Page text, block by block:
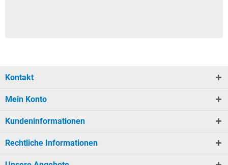
Kontakt
Mein Konto
Kundeninformationen
Rechtliche Informationen